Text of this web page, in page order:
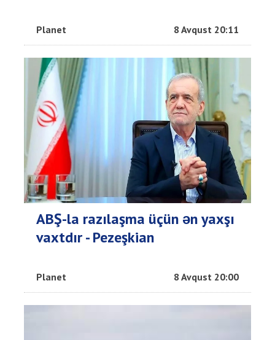
Planet 8 Avqust 20:11
ABŞ-la razılaşma üçün ən yaxşı
vaxtdır - Pezeşkian
Planet 8 Avqust 20:00